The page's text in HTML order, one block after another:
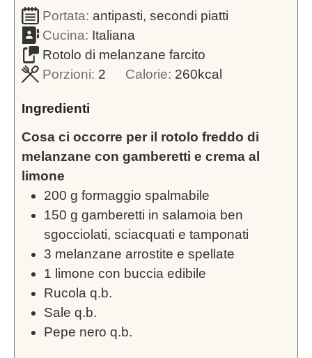
Portata: antipasti, secondi piatti
Cucina: Italiana
Rotolo di melanzane farcito
Porzioni: 2 Calorie: 260kcal
Ingredienti
Cosa ci occorre per il rotolo freddo di
melanzane con gamberetti e crema al
limone
200 g formaggio spalmabile
150 g gamberetti in salamoia ben
sgocciolati, sciacquati e tamponati
3 melanzane arrostite e spellate
1 limone con buccia edibile
Rucola q.b.
Sale q.b.
Pepe nero q.b.